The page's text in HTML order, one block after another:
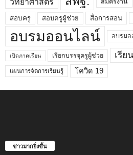
สมัครงาน
สอบครู สอบครูผู้ช่วย สื่อการสอน
อบรมออนไลน์ อบรม
เปิดภาคเรียน เรียกบรรจุครูผู้ช่วย เรีย
แผนการจัดการเรียนรู้ โควิด 19
ข่าวมากยิ่งขึ้น